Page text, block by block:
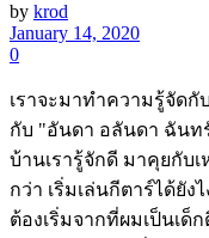
by krod
January 14, 2020
0
เราจะมาทำความรู้จัดกั
กับ "อันดา อลันดา ฉันท
บ้านเรารู้จักดี มาคุยกับ
กว่า เริ่มเล่นกีตาร์ได้ยัง
ต้องเริ่มจากที่ผมเป็นเด็